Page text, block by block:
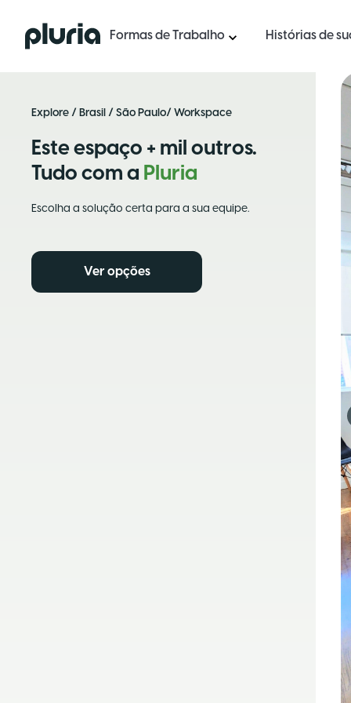
Logo Pluria Formas de Trabalho Histórias de
Explore / Brasil / São Paulo/ Workspace
Este espaço + mil outros.
Tudo com a Pluria
Escolha a solução certa para a sua equipe.
Ver opções